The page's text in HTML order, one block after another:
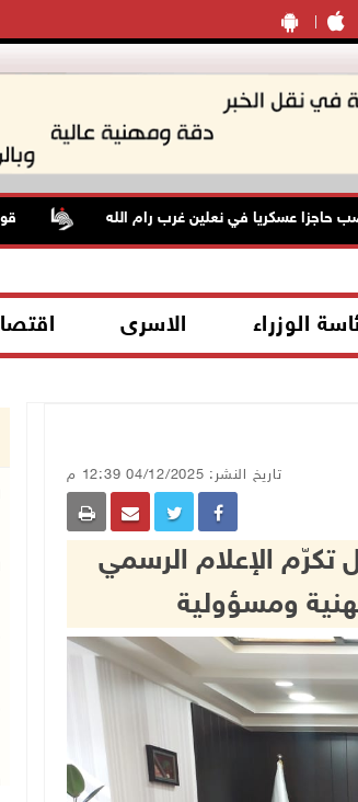
عسكريا في نعلين غرب رام الله قوات
الوزراء الاسرى
تاريخ النشر: 04/12/2025 12:39 م
تكرّم الإعلام الرسمي
ومسؤولية